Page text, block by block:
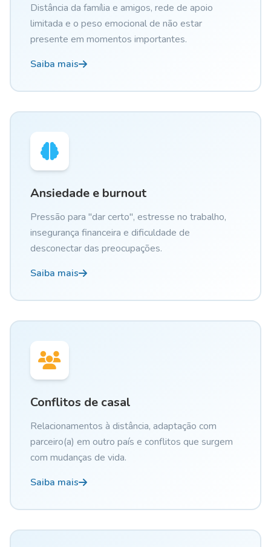
Distância da família e amigos, rede de apoio
limitada e o peso emocional de não estar
presente em momentos importantes.
Saiba mais
Ansiedade e burnout
Pressão para "dar certo", estresse no trabalho,
insegurança financeira e dificuldade de
desconectar das preocupações.
Saiba mais
Conflitos de casal
Relacionamentos à distância, adaptação com
parceiro(a) em outro país e conflitos que surgem
com mudanças de vida.
Saiba mais